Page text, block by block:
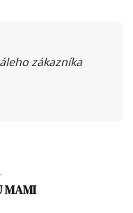
zákazníka
MAMI